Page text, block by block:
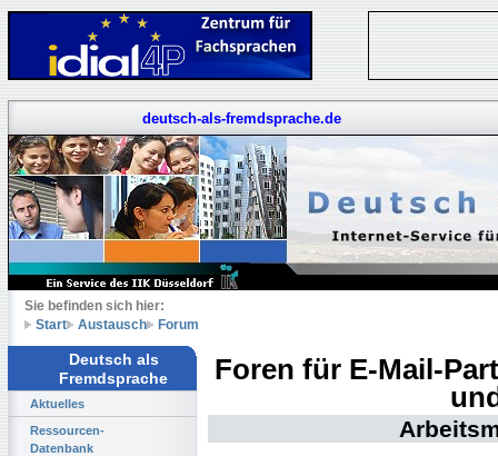
deutsch-als-fremdsprache.de
Sie befinden sich hier:
Start
Austausch Forum
Deutsch als
Fremdsprache
Aktuelles
Ressourcen-
Datenbank
Foren für E-Mail-